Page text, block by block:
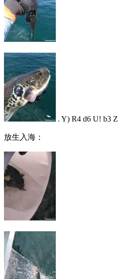
. Y) R4 d6 U! b3 Z
放生入海：